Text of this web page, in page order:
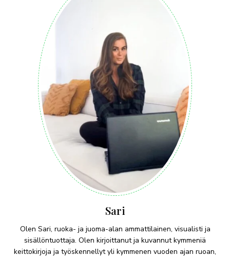
Sari
Olen Sari, ruoka- ja juoma-alan ammattilainen, visualisti ja
sisällöntuottaja. Olen kirjoittanut ja kuvannut kymmeniä
keittokirjoja ja työskennellyt yli kymmenen vuoden ajan ruoan,